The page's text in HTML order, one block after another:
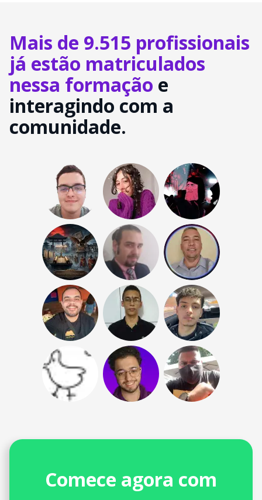
Mais de 9.515 profissionais
já estão matriculados
nessa formação e
interagindo com a
comunidade.
Comece agora com